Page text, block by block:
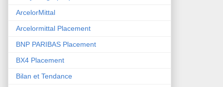
ArcelorMittal
Arcelormittal Placement
BNP PARIBAS Placement
BX4 Placement
Bilan et Tendance